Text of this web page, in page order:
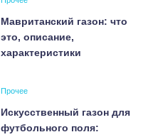
Мавританский газон: что
это, описание,
характеристики
Прочее
Искусственный газон для
футбольного поля: